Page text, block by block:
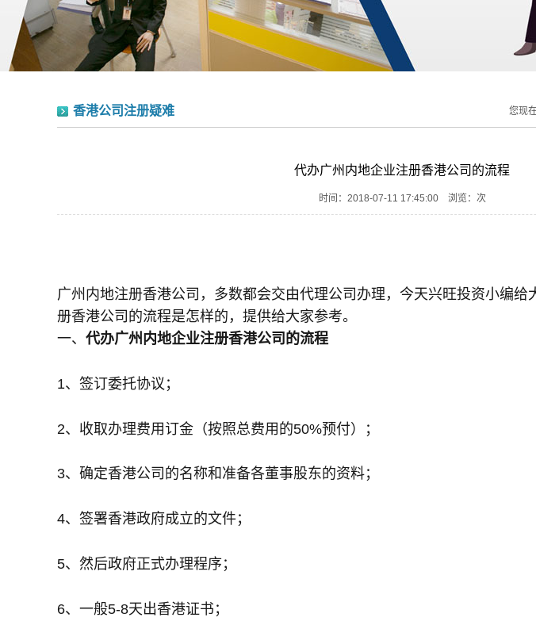
您现
香港公司注册疑难
代办广州内地企业注册香港公司的流程
时间：2018-07-11 17:45:00 浏览： 次
广州内地注册香港公司，多数都会交由代理公司办理，今天兴旺投资小编给
册香港公司的流程是怎样的，提供给大家参考。
一、 代办广州内地企业注册香港公司的流程
1、签订委托协议；
2、收取办理费用订金（按照总费用的50%预付）；
3、确定香港公司的名称和准备各董事股东的资料；
4、签署香港政府成立的文件；
5、然后政府正式办理程序；
6、一般5-8天出香港证书；